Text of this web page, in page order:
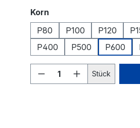
Korn
P80
P100 P120
P400 P500 P600
Produkt Anzahl:
Stück